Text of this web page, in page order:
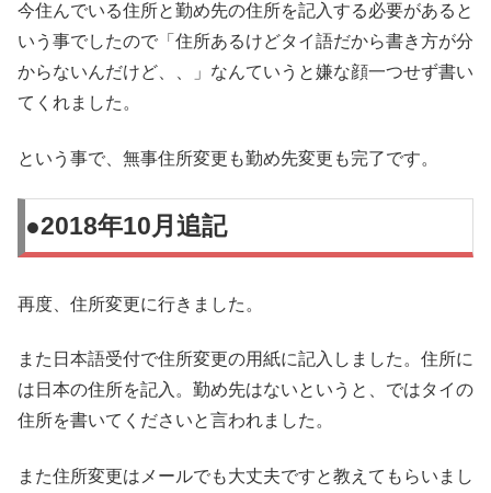
今住んでいる住所と勤め先の住所を記入する必要があると
いう事でしたので「住所あるけどタイ語だから書き方が分
からないんだけど、、」なんていうと嫌な顔一つせず書い
てくれました。
という事で、無事住所変更も勤め先変更も完了です。
●2018年10月追記
再度、住所変更に行きました。
また日本語受付で住所変更の用紙に記入しました。住所に
は日本の住所を記入。勤め先はないというと、ではタイの
住所を書いてくださいと言われました。
また住所変更はメールでも大丈夫ですと教えてもらいまし